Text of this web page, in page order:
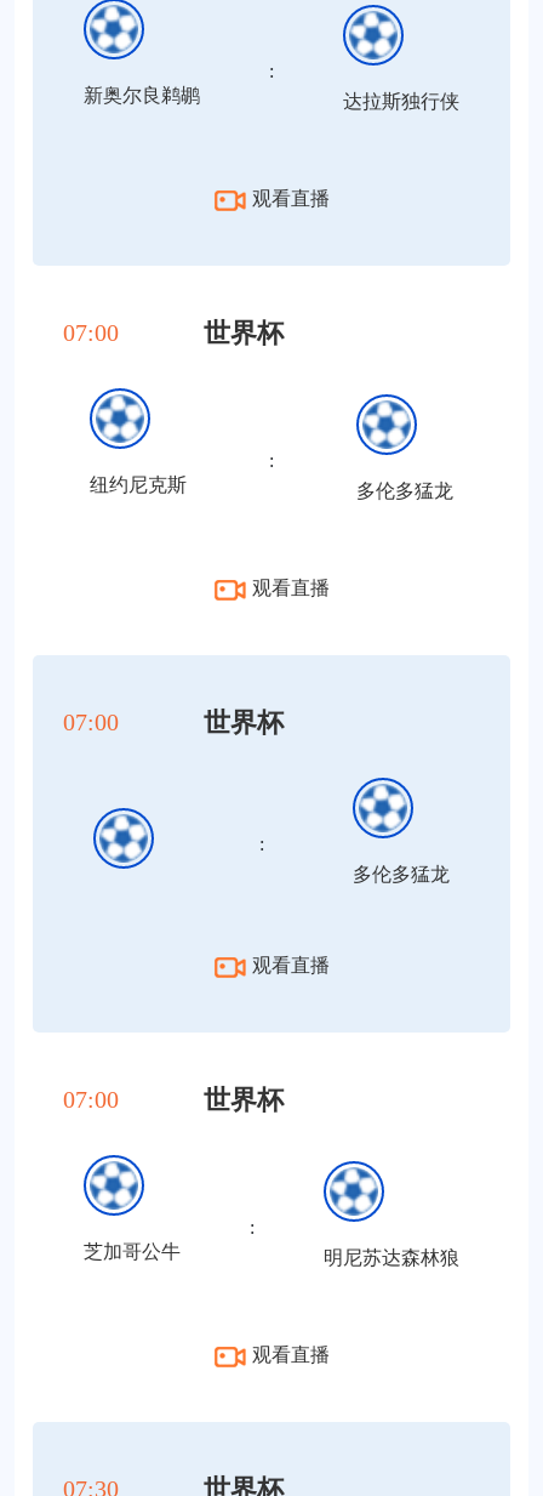
新奥尔良鹈鹕
:
达拉斯独行侠
观看直播
07:00 世界杯
纽约尼克斯
:
多伦多猛龙
观看直播
07:00 世界杯
:
多伦多猛龙
观看直播
07:00 世界杯
芝加哥公牛
:
明尼苏达森林狼
观看直播
07:30 世界杯